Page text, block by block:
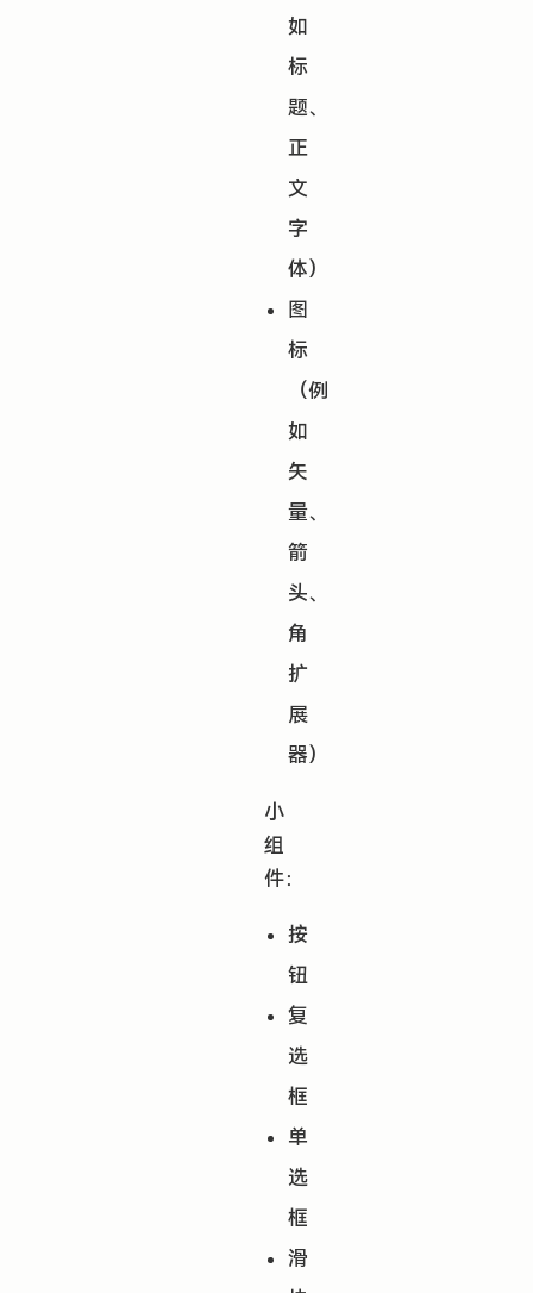
如
标
题、
正
文
字
体）
图
标
（例
如
矢
量、
箭
头、
角
扩
展
器）
小
组
件：
按
钮
复
选
框
单
选
框
滑